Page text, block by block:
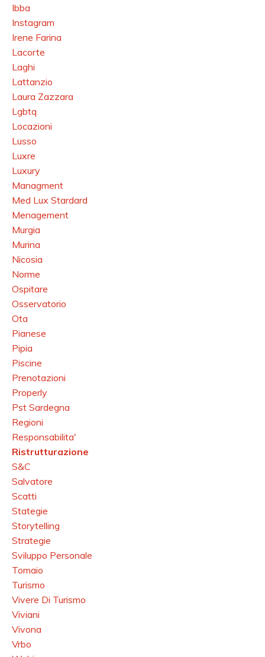
Ibba
Instagram
Irene Farina
Lacorte
Laghi
Lattanzio
Laura Zazzara
Lgbtq
Locazioni
Lusso
Luxre
Luxury
Managment
Med Lux Stardard
Menagement
Murgia
Murina
Nicosia
Norme
Ospitare
Osservatorio
Ota
Pianese
Pipia
Piscine
Prenotazioni
Properly
Pst Sardegna
Regioni
Responsabilita'
Ristrutturazione
S&c
Salvatore
Scatti
Stategie
Storytelling
Strategie
Sviluppo Personale
Tomaio
Turismo
Vivere Di Turismo
Viviani
Vivona
Vrbo